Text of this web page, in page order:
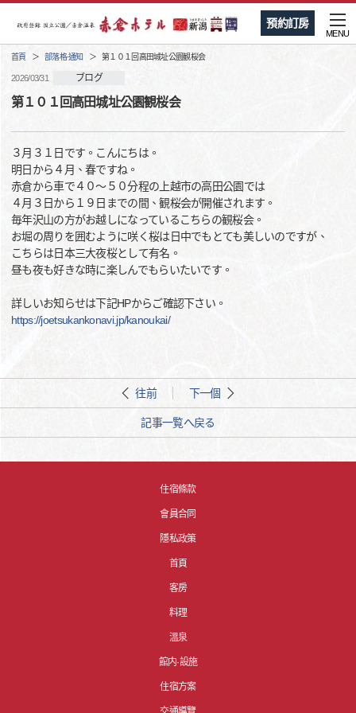
預約訂房
MENU
首頁 部落格·通知 第１０１回高田城址公園観桜会
2026/03/31 ブログ
第１０１回高田城址公園観桜会
３月３１日です。こんにちは。
明日から４月、春ですね。
赤倉から車で４０～５０分程の上越市の高田公園では
４月３日から１９日までの間、観桜会が開催されます。
毎年沢山の方がお越しになっているこちらの観桜会。
お堀の周りを囲むように咲く桜は日中でもとても美しいのですが、
こちらは日本三大夜桜として有名。
昼も夜も好きな時に楽しんでもらいたいです。
詳しいお知らせは下記HPからご確認下さい。
https://joetsukankonavi.jp/kanoukai/
往前 下一個
記事一覧へ戻る
住宿條款
會員合同
隱私政策
首頁
客房
料理
溫泉
館内·設施
住宿方案